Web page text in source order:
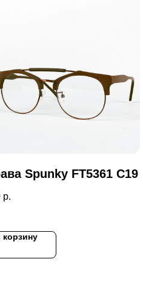
Spunky FT5361 C19
р.
корзину